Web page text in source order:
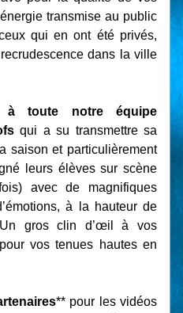
transmise au public
qui en ont été privés,
dans la ville
à toute notre équipe
qui a su transmettre sa
saison et particulièrement
leurs élèves sur scène
avec de magnifiques
à la hauteur de
gros clin d’œil à vos
vos tenues hautes en
** pour les vidéos